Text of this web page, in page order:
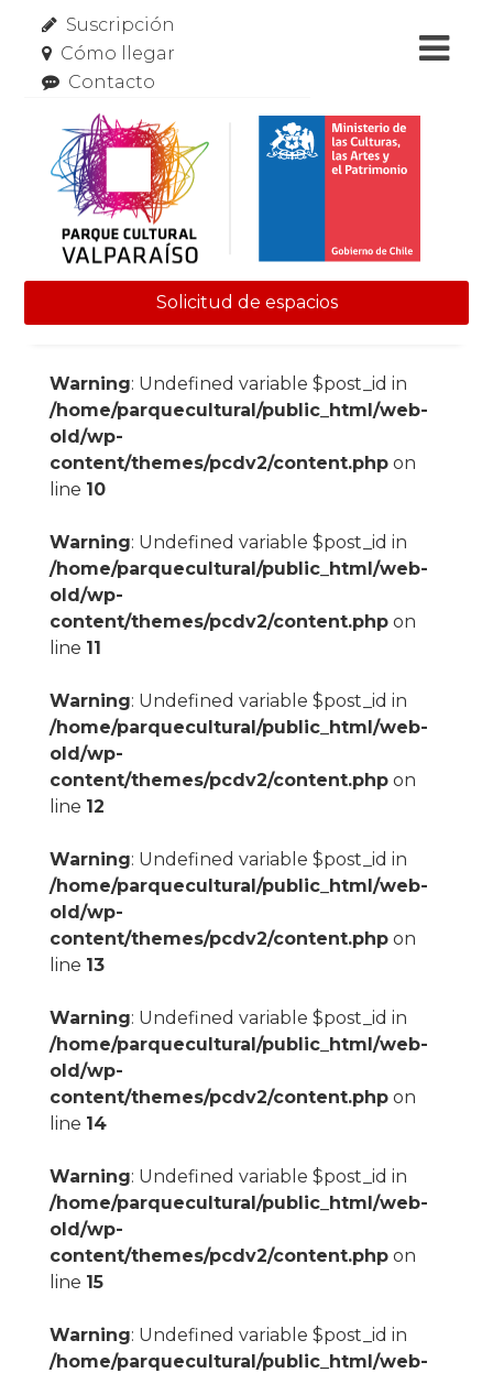
Suscripción
Cómo llegar
Contacto
Solicitud de espacios
Warning: Undefined variable $post_id in
/home/parquecultural/public_html/web-
old/wp-
content/themes/pcdv2/content.phpon
line 10
Warning: Undefined variable $post_id in
/home/parquecultural/public_html/web-
old/wp-
content/themes/pcdv2/content.phpon
line 11
Warning: Undefined variable $post_id in
/home/parquecultural/public_html/web-
old/wp-
content/themes/pcdv2/content.phpon
line 12
Warning: Undefined variable $post_id in
/home/parquecultural/public_html/web-
old/wp-
content/themes/pcdv2/content.phpon
line 13
Warning: Undefined variable $post_id in
/home/parquecultural/public_html/web-
old/wp-
content/themes/pcdv2/content.phpon
line 14
Warning: Undefined variable $post_id in
/home/parquecultural/public_html/web-
old/wp-
content/themes/pcdv2/content.phpon
line 15
Warning: Undefined variable $post_id in
/home/parquecultural/public_html/web-